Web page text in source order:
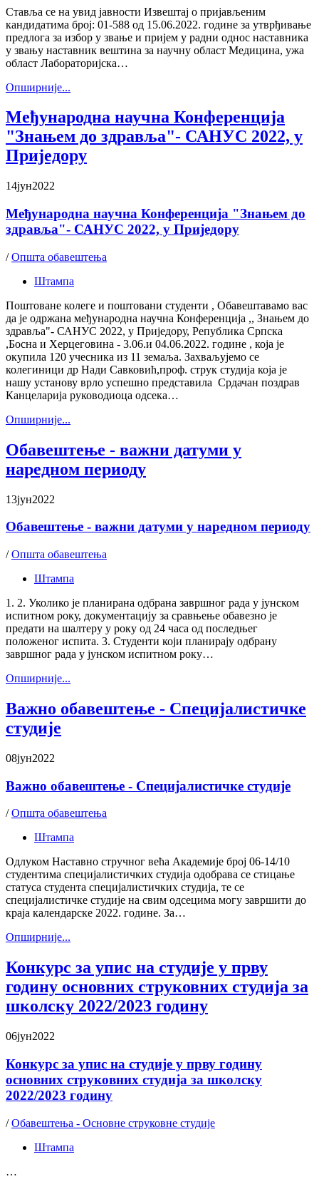
Ставља се на увид јавности Извештај о пријављеним
кандидатима број: 01-588 од 15.06.2022. године за утврђивање
предлога за избор у звање и пријем у радни однос наставника
у звању наставник вештина за научну област Медицина, ужа
област Лабораторијска…
Oпширније...
Mеђународна научна Конференција
"Знањем до здравља"- САНУС 2022, у
Приједору
14јун2022
Mеђународна научна Конференција "Знањем до
здравља"- САНУС 2022, у Приједору
/Општа обавештења
Штампа
Поштоване колеге и поштовани студенти , Обавештавамо вас
да је одржана међународна научна Конференција ,, Знањем до
здравља"- САНУС 2022, у Приједору, Република Српска
,Босна и Херцеговина - 3.06.и 04.06.2022. године , која је
окупила 120 учесника из 11 земаља. Захваљујемо се
колегиници др Нади Савковић,проф. струк студија која је
нашу установу врло успешно представила Срдачан поздрав
Канцеларија руководиоца одсека…
Oпширније...
Обавештење - важни датуми у
наредном периоду
13јун2022
Обавештење - важни датуми у наредном периоду
/Општа обавештења
Штампа
1. 2. Уколико је планирана одбрана завршног рада у јунском
испитном року, документацију за сравњење обавезно је
предати на шалтеру у року од 24 часа од последњег
положеног испита. 3. Студенти који планирају одбрану
завршног рада у јунском испитном року…
Oпширније...
Важно обавештење - Специјалистичке
студије
08јун2022
Важно обавештење - Специјалистичке студије
/Општа обавештења
Штампа
Одлуком Наставно стручног већа Академије број 06-14/10
студентима специјалистичких студија одобрава се стицање
статуса студента специјалистичких студија, те се
специјалистичке студије на свим одсецима могу завршити до
краја календарске 2022. године. За…
Oпширније...
Конкурс за упис на студије у прву
годину основних струковних студија за
школску 2022/2023 годину
06јун2022
Конкурс за упис на студије у прву годину
основних струковних студија за школску
2022/2023 годину
/Обавештења - Основне струковне студије
Штампа
…